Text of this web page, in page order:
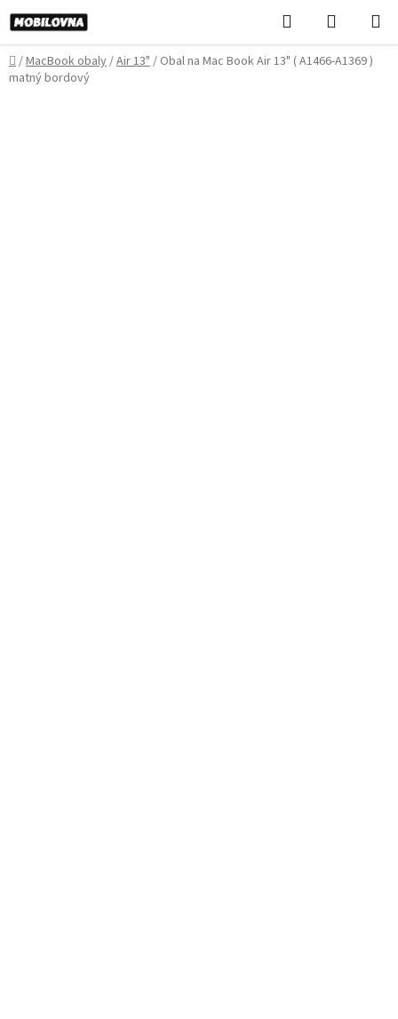
Prejsť
na
obsah
Hľadať
KOŠÍK
Domov
/MacBook obaly/Air 13"/ Obal na Mac Book Air 13" ( A1466-A1369 )
matný bordový